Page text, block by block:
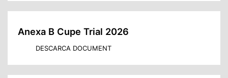
Anexa B Cupe Trial 2026
DESCARCA DOCUMENT